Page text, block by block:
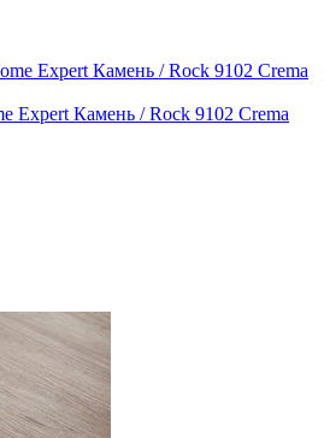
Expert Камень / Rock 9102 Crema